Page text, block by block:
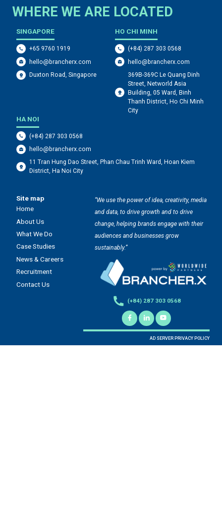
WHERE WE ARE LOCATED
SINGAPORE
+65 9760 1919
hello@brancherx.com
Duxton Road, Singapore
HO CHI MINH
(+84) 287 303 0568
hello@brancherx.com
369B-369C Le Quang Dinh
Street, Networld Asia
Building, 05 Ward, Binh
Thanh District, Ho Chi Minh
City
HA NOI
(+84) 287 303 0568
hello@brancherx.com
11 Tran Hung Dao Street, Phan Chau Trinh Ward, Hoan Kiem
District, Ha Noi City
Site map
Home
About Us
What We Do
Case Studies
News & Careers
Recruitment
Contact Us
“We use the power of idea, creativity, media
and data, to drive growth and to drive
change, helping brands engage with their
audiences and businesses grow
sustainably.”
(+84) 287 303 0568
AD SERVER PRIVACY POLICY